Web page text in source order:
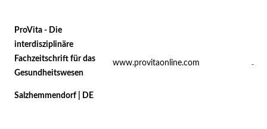
ProVita - Die
interdisziplinäre
Fachzeitschrift für das
Gesundheitswesen
Salzhemmendorf | DE
www.provitaonline.com